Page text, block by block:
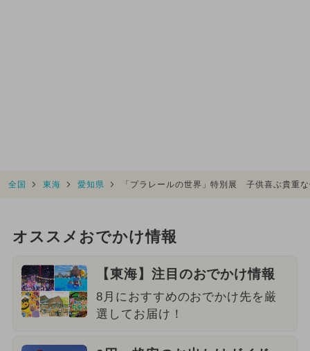
全国 東海 愛知県 「プラレールの世界」特別展 子供喜ぶ貴重
オススメおでかけ情報
【東海】注目のおでかけ情報
8月におすすめのおでかけ先を厳
選してお届け！